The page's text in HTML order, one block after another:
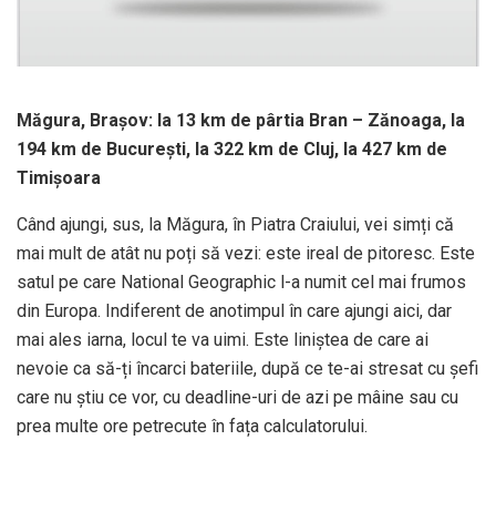
Măgura, Brașov: la 13 km de pârtia Bran – Zănoaga, la
194 km de București, la 322 km de Cluj, la 427 km de
Timișoara
Când ajungi, sus, la Măgura, în Piatra Craiului, vei simți că
mai mult de atât nu poți să vezi: este ireal de pitoresc. Este
satul pe care National Geographic l-a numit cel mai frumos
din Europa. Indiferent de anotimpul în care ajungi aici, dar
mai ales iarna, locul te va uimi. Este liniștea de care ai
nevoie ca să-ți încarci bateriile, după ce te-ai stresat cu șefi
care nu știu ce vor, cu deadline-uri de azi pe mâine sau cu
prea multe ore petrecute în fața calculatorului.